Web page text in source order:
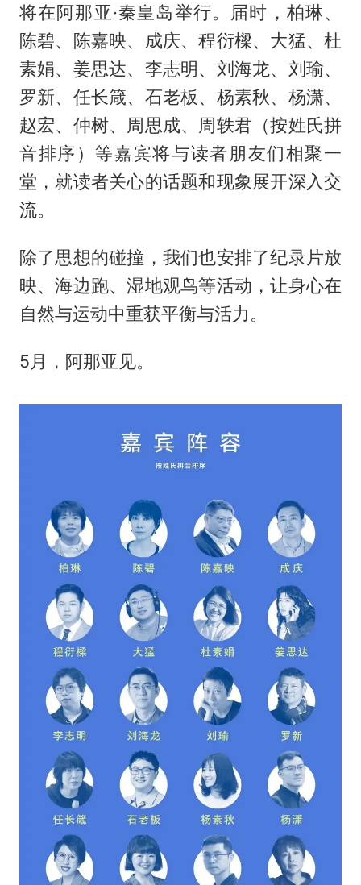
将在阿那亚·秦皇岛举行。届时，柏琳、
陈碧、陈嘉映、成庆、程衍樑、大猛、杜
素娟、姜思达、李志明、刘海龙、刘瑜、
罗新、任长箴、石老板、杨素秋、杨潇、
赵宏、仲树、周思成、周轶君（按姓氏拼
音排序）等嘉宾将与读者朋友们相聚一
堂，就读者关心的话题和现象展开深入交
流。
除了思想的碰撞，我们也安排了纪录片放
映、海边跑、湿地观鸟等活动，让身心在
自然与运动中重获平衡与活力。
5月，阿那亚见。